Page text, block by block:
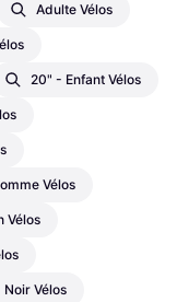
Adulte Vélos
20" - Enfant Vélos
Vélos
Vélos
Noir Vélos